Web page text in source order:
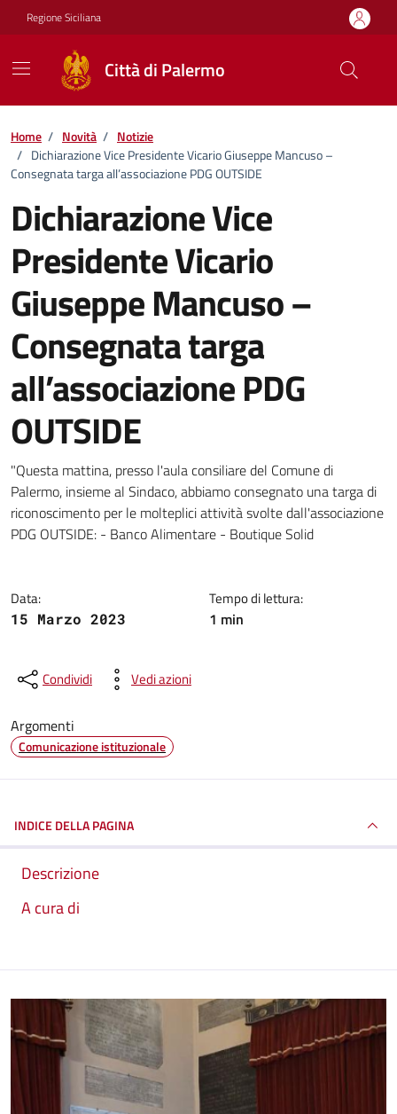
Vai ai contenuti
Vai al footer
Regione Siciliana
Città di Palermo
Home / Novità / Notizie
/ Dichiarazione Vice Presidente Vicario Giuseppe Mancuso –
Consegnata targa all’associazione PDG OUTSIDE
Dichiarazione Vice
Presidente Vicario
Giuseppe Mancuso –
Consegnata targa
all’associazione PDG
OUTSIDE
Dettagli della notizia
"Questa mattina, presso l'aula consiliare del Comune di
Palermo, insieme al Sindaco, abbiamo consegnato una targa di
riconoscimento per le molteplici attività svolte dall'associazione
PDG OUTSIDE: - Banco Alimentare - Boutique Solid
Data:
15 Marzo 2023
Tempo di lettura:
1 min
Condividi Vedi azioni
Argomenti
Comunicazione istituzionale
INDICE DELLA PAGINA
Descrizione
A cura di